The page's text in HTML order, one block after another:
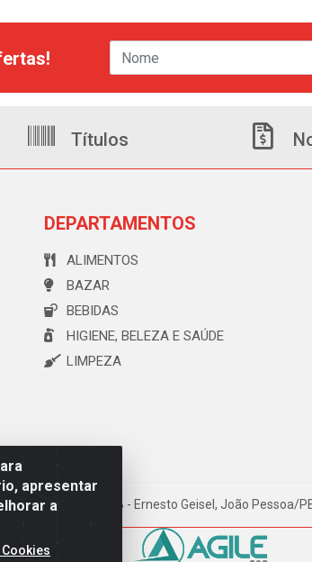
apresentar
a
Títulos
DEPARTAMENTOS
ALIMENTOS
BAZAR
BEBIDAS
HIGIENE, BELEZA E SAÚDE
LIMPEZA
173 Galpão B - Ernesto Geisel, João Pessoa/